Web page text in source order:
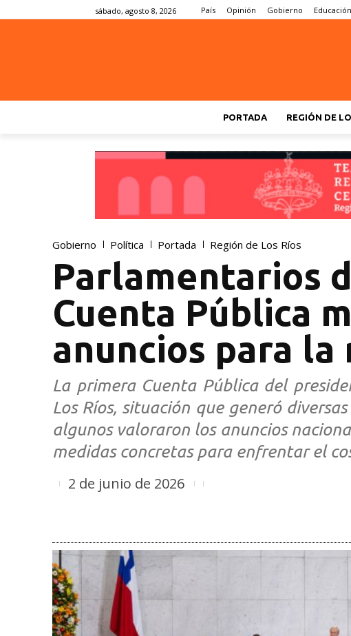
sábado, agosto 8, 2026 País Opinión Gobierno Educación
PORTADA REGIÓN DE
Gobierno Política Portada Región de Los Ríos
Parlamentarios
Cuenta Pública
anuncios para la
La primera Cuenta Pública del
Los Ríos, situación que generó
algunos valoraron los anuncios
medidas concretas para enfrentar el
2 de junio de 2026